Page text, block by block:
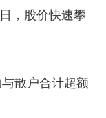
，股价快速攀
散户合计超额